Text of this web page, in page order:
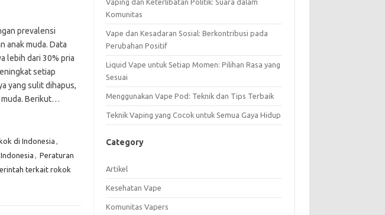
prevalensi
anak muda. Data
lebih dari 30% pria
setiap
yang sulit dihapus,
muda. Berikut…
di Indonesia ,
, Peraturan
terkait rokok
Vaping dan Keterlibatan Politik: Suara dalam
Komunitas
Vape dan Kesadaran Sosial: Berkontribusi pada
Perubahan Positif
Liquid Vape untuk Setiap Momen: Pilihan Rasa yang
Sesuai
Menggunakan Vape Pod: Teknik dan Tips Terbaik
Teknik Vaping yang Cocok untuk Semua Gaya Hidup
Category
Artikel
Kesehatan Vape
Komunitas Vapers